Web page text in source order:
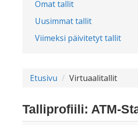
Omat tallit
Uusimmat tallit
Viimeksi päivitetyt tallit
Etusivu Virtuaalitallit
Talliprofiili: ATM-